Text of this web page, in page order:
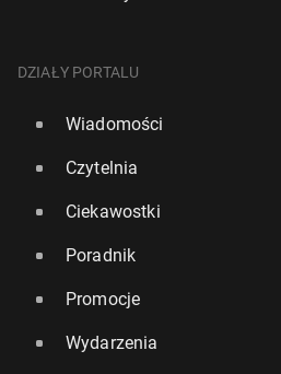
Last of Us"
Eva Lon­go­ria chętnie powróci
DZIAŁY PORTALU
Wiadomości
Czytelnia
Ciekawostki
Poradnik
Promocje
Wydarzenia